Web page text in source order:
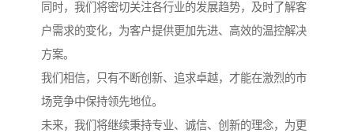
同时，我们将密切关注各行业的发展趋势，及时了解客
户需求的变化，为客户提供更加先进、高效的温控解决
方案。
我们相信，只有不断创新、追求卓越，才能在激烈的市
场竞争中保持领先地位。
未来，我们将继续秉持专业、诚信、创新的理念，为更